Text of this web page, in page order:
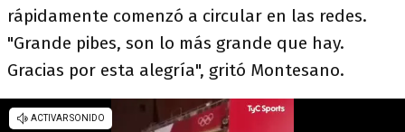
rápidamente comenzó a circular en las redes.
"Grande pibes, son lo más grande que hay.
Gracias por esta alegría", gritó Montesano.